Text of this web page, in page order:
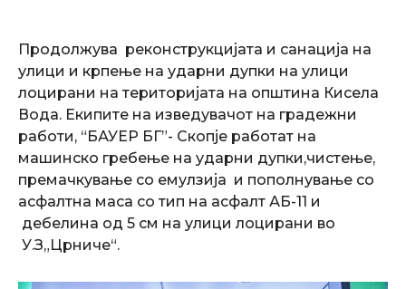
Продолжува реконструкцијата и санација на
улици и крпење на ударни дупки на улици
лоцирани на територијата на општина Кисела
Вода. Екипите на изведувачот на градежни
работи, “БАУЕР БГ”- Скопје работат на
машинско гребење на ударни дупки,чистење,
премачкување со емулзија и пополнување со
асфалтна маса со тип на асфалт АБ-11 и
дебелина од 5 см на улици лоцирани во
У.З„Црниче“.